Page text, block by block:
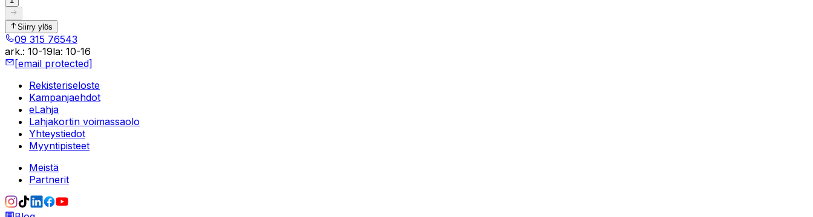
Siirry ylös
09 315 76543
ark.: 10-19la: 10-16
[email protected]
Rekisteriseloste
Kampanjaehdot
eLahja
Lahjakortin voimassaolo
Yhteystiedot
Myyntipisteet
Meistä
Partnerit